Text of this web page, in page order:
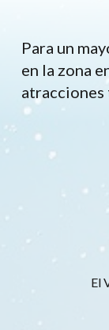
Para un
en la zona
El